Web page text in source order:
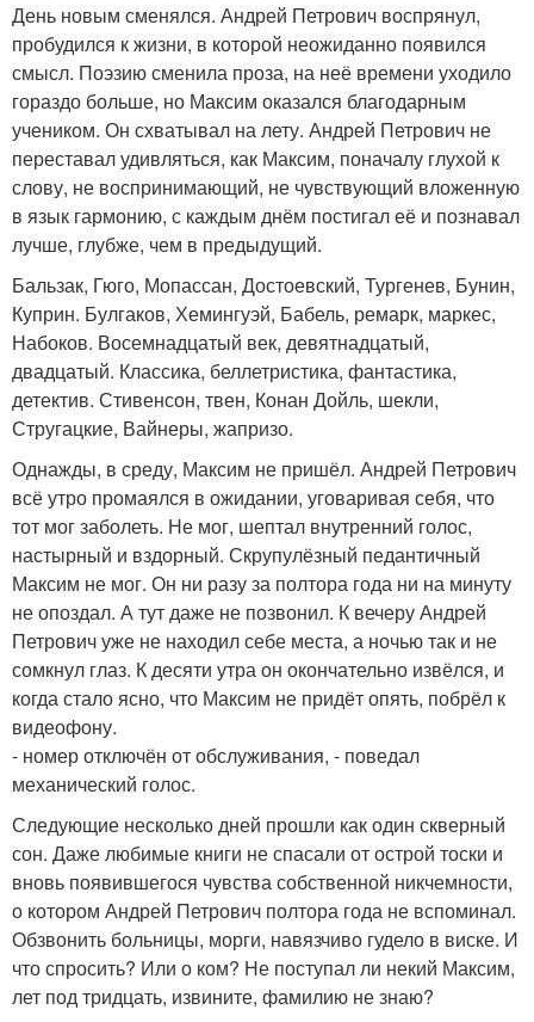
День новым сменялся. Андрей Петрович воспрянул,
пробудился к жизни, в которой неожиданно появился
смысл. Поэзию сменила проза, на неё времени уходило
гораздо больше, но Максим оказался благодарным
учеником. Он схватывал на лету. Андрей Петрович не
переставал удивляться, как Максим, поначалу глухой к
слову, не воспринимающий, не чувствующий вложенную
в язык гармонию, с каждым днём постигал её и познавал
лучше, глубже, чем в предыдущий.
Бальзак, Гюго, Мопассан, Достоевский, Тургенев, Бунин,
Куприн. Булгаков, Хемингуэй, Бабель, ремарк, маркес,
Набоков. Восемнадцатый век, девятнадцатый,
двадцатый. Классика, беллетристика, фантастика,
детектив. Стивенсон, твен, Конан Дойль, шекли,
Стругацкие, Вайнеры, жапризо.
Однажды, в среду, Максим не пришёл. Андрей Петрович
всё утро промаялся в ожидании, уговаривая себя, что
тот мог заболеть. Не мог, шептал внутренний голос,
настырный и вздорный. Скрупулёзный педантичный
Максим не мог. Он ни разу за полтора года ни на минуту
не опоздал. А тут даже не позвонил. К вечеру Андрей
Петрович уже не находил себе места, а ночью так и не
сомкнул глаз. К десяти утра он окончательно извёлся, и
когда стало ясно, что Максим не придёт опять, побрёл к
видеофону.
- номер отключён от обслуживания, - поведал
механический голос.
Следующие несколько дней прошли как один скверный
сон. Даже любимые книги не спасали от острой тоски и
вновь появившегося чувства собственной никчемности,
о котором Андрей Петрович полтора года не вспоминал.
Обзвонить больницы, морги, навязчиво гудело в виске. И
что спросить? Или о ком? Не поступал ли некий Максим,
лет под тридцать, извините, фамилию не знаю?